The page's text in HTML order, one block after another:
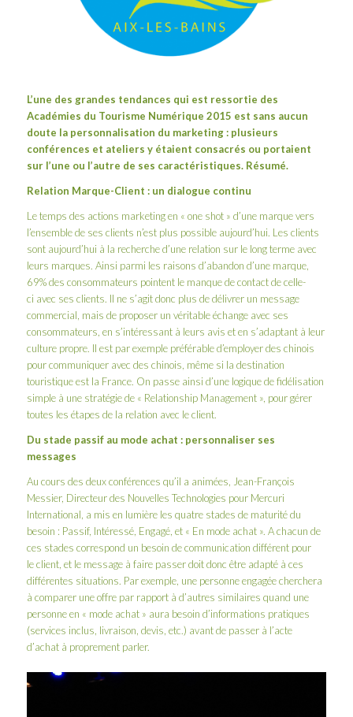
L’une des grandes tendances qui est ressortie des
Académies du Tourisme Numérique 2015 est sans aucun
doute la personnalisation du marketing : plusieurs
conférences et ateliers y étaient consacrés ou portaient
sur l’une ou l’autre de ses caractéristiques. Résumé.
Relation Marque-Client : un dialogue continu
Le temps des actions marketing en « one shot » d’une marque vers
l’ensemble de ses clients n’est plus possible aujourd’hui. Les clients
sont aujourd’hui à la recherche d’une relation sur le long terme avec
leurs marques. Ainsi parmi les raisons d’abandon d’une marque,
69% des consommateurs pointent le manque de contact de celle-
ci avec ses clients. Il ne s’agit donc plus de délivrer un message
commercial, mais de proposer un véritable échange avec ses
consommateurs, en s’intéressant à leurs avis et en s’adaptant à leur
culture propre. Il est par exemple préférable d’employer des chinois
pour communiquer avec des chinois, même si la destination
touristique est la France. On passe ainsi d’une logique de fidélisation
simple à une stratégie de « Relationship Management », pour gérer
toutes les étapes de la relation avec le client.
Du stade passif au mode achat : personnaliser ses
messages
Au cours des deux conférences qu’il a animées, Jean-François
Messier, Directeur des Nouvelles Technologies pour Mercuri
International , a mis en lumière les quatre stades de maturité du
besoin : Passif, Intéressé, Engagé, et « En mode achat ». A chacun de
ces stades correspond un besoin de communication différent pour
le client, et le message à faire passer doit donc être adapté à ces
différentes situations. Par exemple, une personne engagée cherchera
à comparer une offre par rapport à d’autres similaires quand une
personne en « mode achat » aura besoin d’informations pratiques
(services inclus, livraison, devis, etc.) avant de passer à l’acte
d’achat à proprement parler.